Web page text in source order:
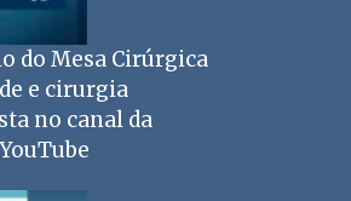
do Mesa Cirúrgica
e cirurgia
no canal da